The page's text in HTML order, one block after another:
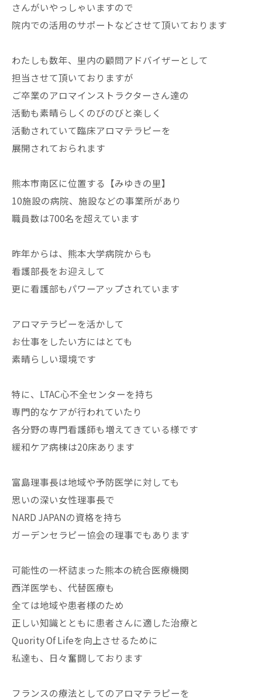
さんがいやっしゃいますので
院内での活用のサポートなどさせて頂いております
わたしも数年、里内の顧問アドバイザーとして
担当させて頂いておりますが
ご卒業のアロマインストラクターさん達の
活動も素晴らしくのびのびと楽しく
活動されていて臨床アロマテラピーを
展開されておられます
熊本市南区に位置する【みゆきの里】
10施設の病院、施設などの事業所があり
職員数は700名を超えています
昨年からは、熊本大学病院からも
看護部長をお迎えして
更に看護部もパワーアップされています
アロマテラピーを活かして
お仕事をしたい方にはとても
素晴らしい環境です
特に、LTAC心不全センターを持ち
専門的なケアが行われていたり
各分野の専門看護師も増えてきている様です
緩和ケア病棟は20床あります
富島理事長は地域や予防医学に対しても
思いの深い女性理事長で
NARD JAPANの資格を持ち
ガーデンセラピー協会の理事でもあります
可能性の一杯詰まった熊本の統合医療機関
西洋医学も、代替医療も
全ては地域や患者様のため
正しい知識とともに患者さんに適した治療と
Quority Of Lifeを向上させるために
私達も、日々奮闘しております
フランスの療法としてのアロマテラピーを